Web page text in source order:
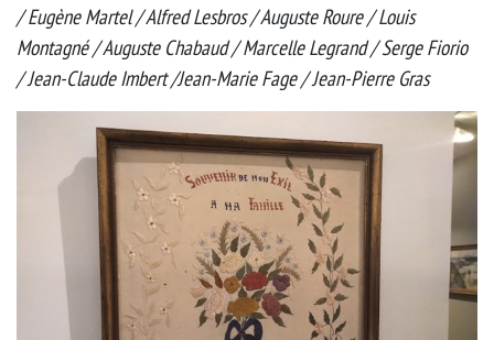
/ Eugène Martel / Alfred Lesbros / Auguste Roure / Louis
Montagné / Auguste Chabaud / Marcelle Legrand / Serge Fiorio
/ Jean-Claude Imbert /Jean-Marie Fage / Jean-Pierre Gras